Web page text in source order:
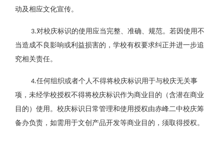
动及相应文化宣传。
3.对校庆标识的使用应当完整、准确、规范。若因使用不
当造成不良影响或利益损害的，学校有权要求纠正并进一步追
究相关责任。
4.任何组织或者个人不得将校庆标识用于与校庆无关事
项，未经学校授权不得将校庆标识作为商业目的（含潜在商业
目的）使用。校庆标识日常管理和使用授权由赤峰二中校庆筹
备办负责，如需用于文创产品开发等商业目的，须取得授权。